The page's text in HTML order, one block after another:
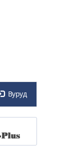
Вуруд